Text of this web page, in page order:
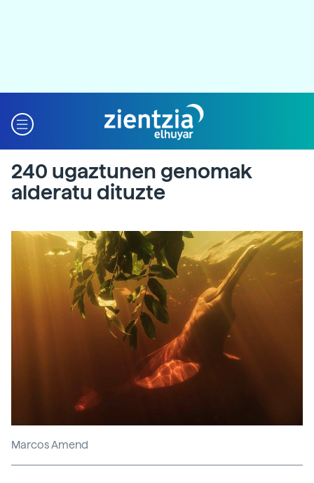
240 ugaztunen genomak
alderatu dituzte
Marcos Amend